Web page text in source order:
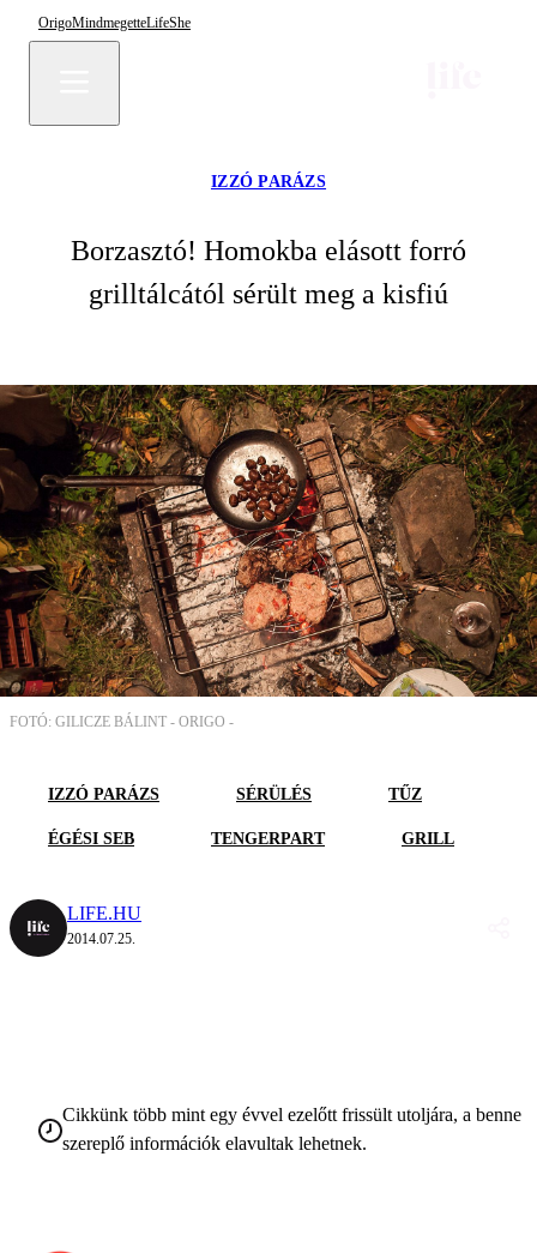
OrigoMindmegetteLifeShe
IZZÓ PARÁZS
Borzasztó! Homokba elásott forró
grilltálcától sérült meg a kisfiú
FOTÓ: GILICZE BÁLINT - ORIGO -
IZZÓ PARÁZS SÉRÜLÉS TŰZ
ÉGÉSI SEB TENGERPART GRILL
LIFE.HU
2014.07.25.
Cikkünk több mint egy évvel ezelőtt frissült utoljára, a benne
szereplő információk elavultak lehetnek.